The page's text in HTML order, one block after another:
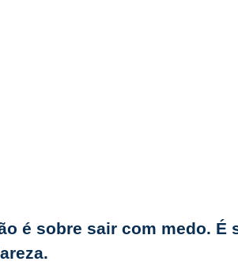
Que pontos da sua
atenção
é sobre sair com medo. É